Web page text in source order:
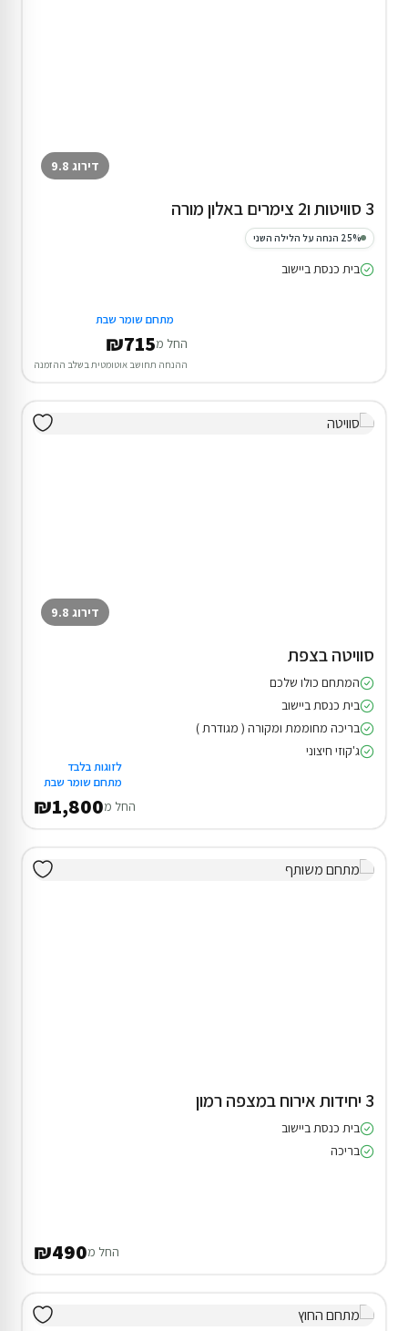
דירוג 9.8
3 סוויטות ו2 צימרים באלון מורה
25% הנחה על הלילה השני
בית כנסת ביישוב
מתחם שומר שבת
החל מ₪715
ההנחה תחושב אוטומטית בשלב ההזמנה
דירוג 9.8
סוויטה בצפת
המתחם כולו שלכם
בית כנסת ביישוב
בריכה מחוממת ומקורה ( מגודרת )
ג'קוזי חיצוני
לזוגות בלבד
מתחם שומר שבת
החל מ₪1,800
3 יחידות אירוח במצפה רמון
בית כנסת ביישוב
בריכה
החל מ₪490